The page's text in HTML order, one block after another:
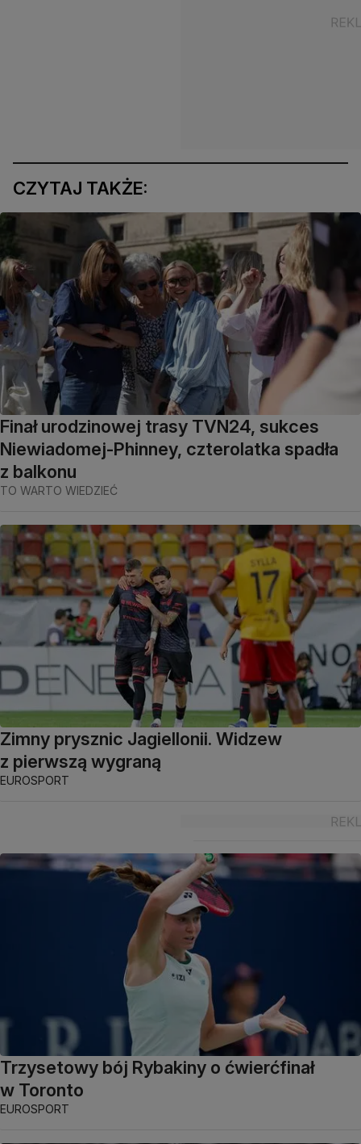
CZYTAJ TAKŻE:
Finał urodzinowej trasy TVN24, sukces
Niewiadomej-Phinney, czterolatka spadła
z balkonu
TO WARTO WIEDZIEĆ
Zimny prysznic Jagiellonii. Widzew
z pierwszą wygraną
EUROSPORT
Trzysetowy bój Rybakiny o ćwierćfinał
w Toronto
EUROSPORT